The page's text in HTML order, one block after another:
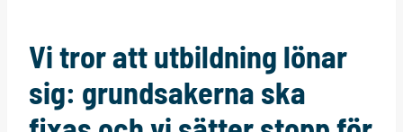
Vi tror att utbildning lönar
sig: grundsakerna ska